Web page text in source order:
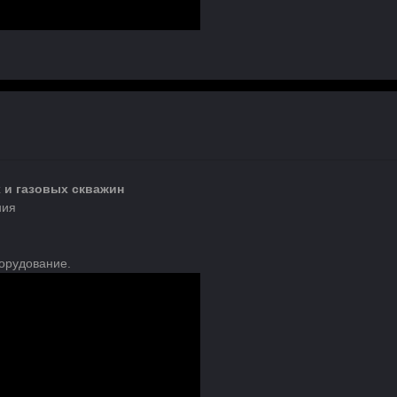
газовых скважин